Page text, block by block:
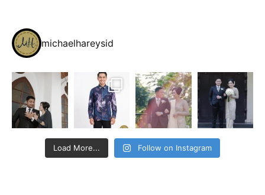
michaelhareysid
Load More... Follow on Instagram